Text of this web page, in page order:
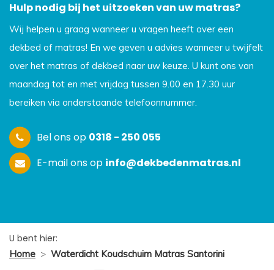
Hulp nodig bij het uitzoeken van uw matras?
Wij helpen u graag wanneer u vragen heeft over een
dekbed of matras! En we geven u advies wanneer u twijfelt
over het matras of dekbed naar uw keuze. U kunt ons van
maandag tot en met vrijdag tussen 9.00 en 17.30 uur
bereiken via onderstaande telefoonnummer.
Bel ons op 0318 - 250 055
E-mail ons op info@dekbedenmatras.nl
U bent hier:
Home > Waterdicht Koudschuim Matras Santorini